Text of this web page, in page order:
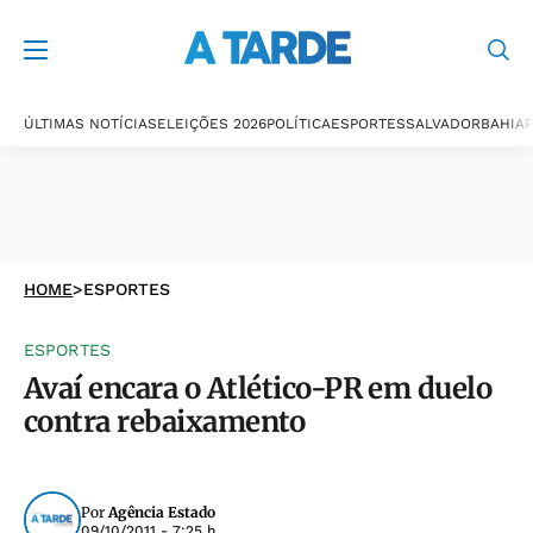
ÚLTIMAS NOTÍCIASELEIÇÕES 2026POLÍTICAESPORTESSALVADORBAHIA
HOME>ESPORTES
ESPORTES
Avaí encara o Atlético-PR em duelo
contra rebaixamento
PorAgência Estado